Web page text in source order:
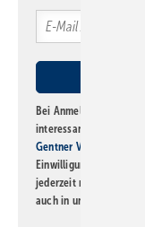
Bei Anmeldung zu
interessante Verlags-
Gentner Verlag GmbH &
Einwilligung kann ich
jederzeit möglich.
auch in unserer